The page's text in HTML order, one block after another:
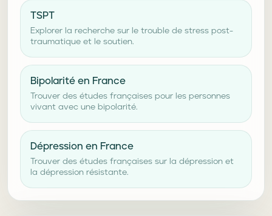
TSPT
Explorer la recherche sur le trouble de stress post-
traumatique et le soutien.
Bipolarité en France
Trouver des études françaises pour les personnes
vivant avec une bipolarité.
Dépression en France
Trouver des études françaises sur la dépression et
la dépression résistante.